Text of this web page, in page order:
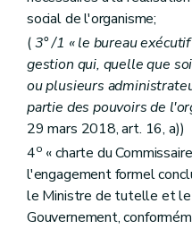
social de l'organisme;
(3° /1 « le bureau
gestion qui, quelle que
ou plusieurs
partie des pouvoirs de
29 mars 2018, art. 16, a))
4o « charte du
l'engagement formel
le Ministre de tutelle et le
Gouvernement,